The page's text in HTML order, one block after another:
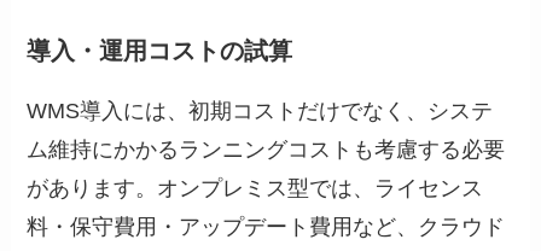
導入・運用コストの試算
WMS導入には、初期コストだけでなく、システ
ム維持にかかるランニングコストも考慮する必要
があります。オンプレミス型では、ライセンス
料・保守費用・アップデート費用など、クラウド